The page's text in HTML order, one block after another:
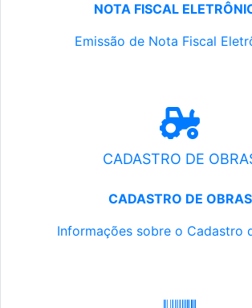
NOTA FISCAL
Emissão de Nota Fiscal
CADASTRO DE
CADASTRO DE OBRAS
Informações sobre o Cadastro